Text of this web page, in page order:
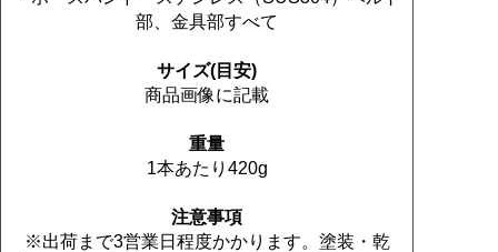
部、金具部すべて
サイズ(目安)
商品画像に記載
重量
1本あたり420g
注意事項
※出荷まで3営業日程度かかります。塗装・乾